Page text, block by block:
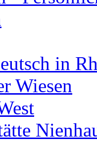
in
Wiesen